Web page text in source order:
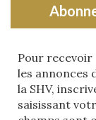
Pour
les annonces
la SHV,
saisissant